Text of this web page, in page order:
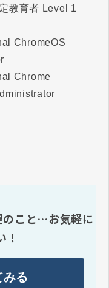
教育者 Level 1
ChromeOS
Chrome
のこと…お気軽に
みる